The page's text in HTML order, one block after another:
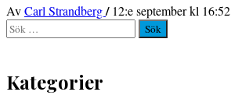
AvCarl Strandberg/ 12:e september kl 16:52
Sök
efter:
Kategorier